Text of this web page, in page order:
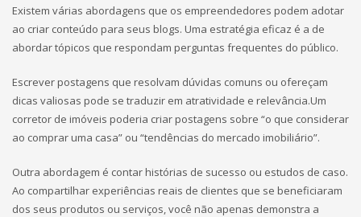
Existem várias abordagens que os empreendedores podem adotar
ao criar conteúdo para seus blogs. Uma estratégia eficaz é a de
abordar tópicos que respondam perguntas frequentes do público.
Escrever postagens que resolvam dúvidas comuns ou ofereçam
dicas valiosas pode se traduzir em atratividade e relevância.Um
corretor de imóveis poderia criar postagens sobre “o que considerar
ao comprar uma casa” ou “tendências do mercado imobiliário”.
Outra abordagem é contar histórias de sucesso ou estudos de caso.
Ao compartilhar experiências reais de clientes que se beneficiaram
dos seus produtos ou serviços, você não apenas demonstra a